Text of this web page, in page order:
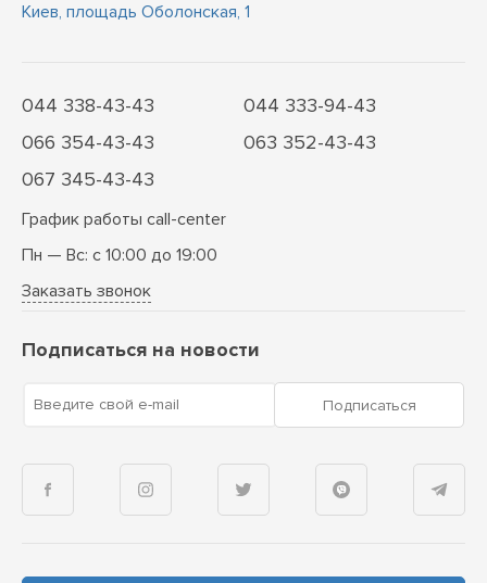
Киев, площадь Оболонская, 1
044 338-43-43
044 333-94-43
066 354-43-43
063 352-43-43
067 345-43-43
График работы call-center
Пн — Вс: с 10:00 до 19:00
Заказать звонок
Подписаться на новости
Введите свой e-mail Подписаться